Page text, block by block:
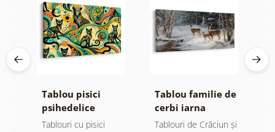
Tablou pisici
psihedelice
Tablouri cu pisici
Tablou familie de
cerbi iarna
Tablouri de Crăciun și